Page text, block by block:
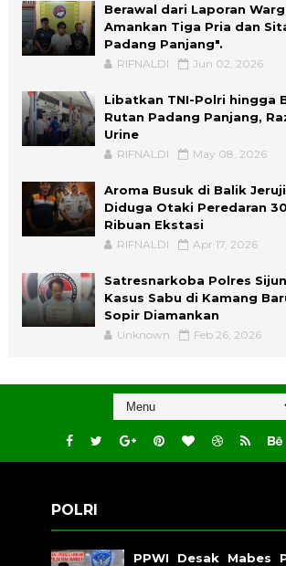
Berawal dari Laporan
Amankan Tiga Pria dan
Padang Panjang".
RIFNALDI Jun 02, 2026
Libatkan TNI-Polri hingga
Rutan Padang Panjang,
Urine
RIFNALDI May 08, 2026
Aroma Busuk di Balik
Diduga Otaki Peredaran
Ribuan Ekstasi
RIFNALDI Apr 17, 2026
Satresnarkoba Polres
Kasus Sabu di Kamang
Sopir Diamankan
Unknown Feb 26, 2026
POLRI
PPWI Desak Mabes